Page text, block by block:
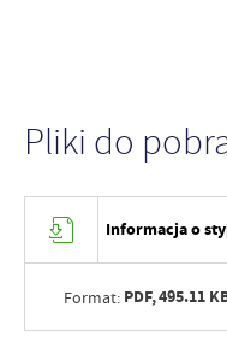
Pliki do
Informacja o
Format: PDF,495.11